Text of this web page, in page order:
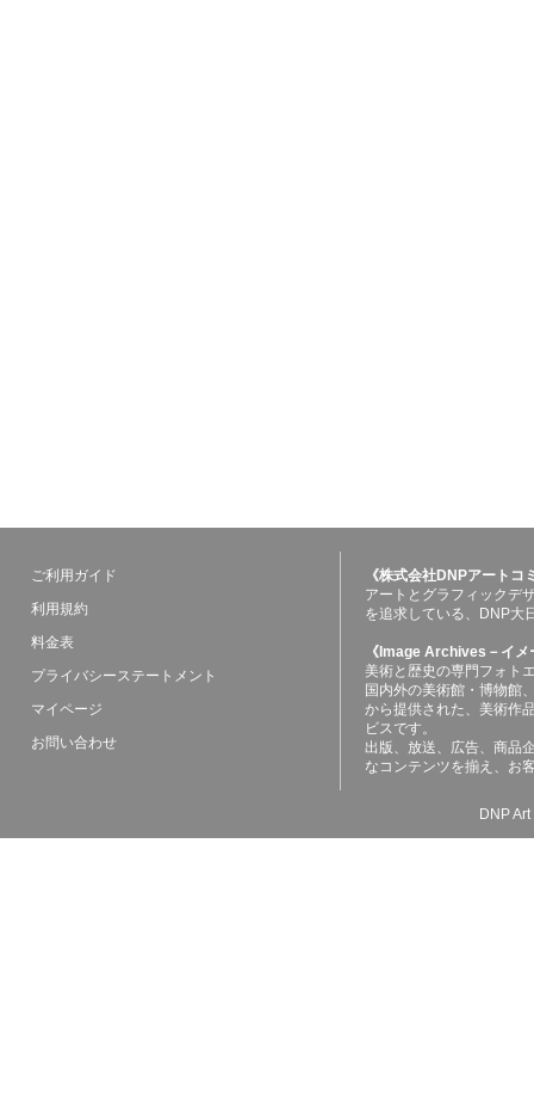
ご利用ガイド
利用規約
料金表
プライバシーステートメント
マイページ
お問い合わせ
《株式会社DNPアート
アートとグラフィックデ
を追求している、DNP大
《Image Archives－イ
美術と歴史の専門フォト
国内外の美術館・博物館
から提供された、美術作
ビスです。
出版、放送、広告、商品
なコンテンツを揃え、お
DNP